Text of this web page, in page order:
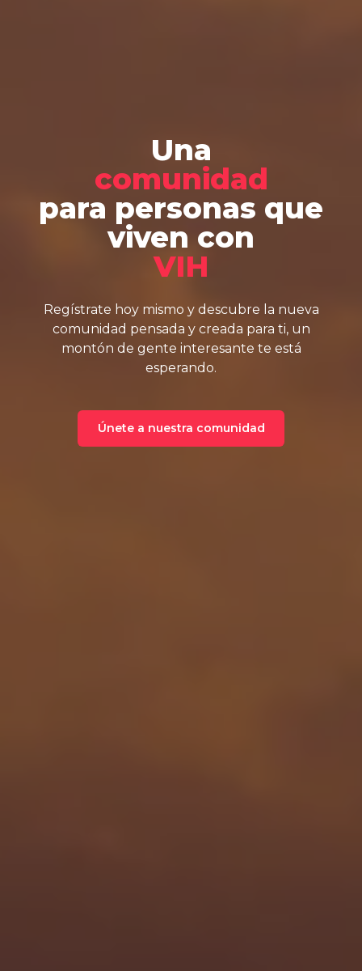
Una
comunidad
para personas que
viven con
VIH
Regístrate hoy mismo y descubre la nueva
comunidad pensada y creada para ti, un
montón de gente interesante te está
esperando.
Únete a nuestra comunidad